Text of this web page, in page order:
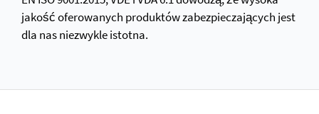
jakość oferowanych produktów zabezpieczających jest
dla nas niezwykle istotna.